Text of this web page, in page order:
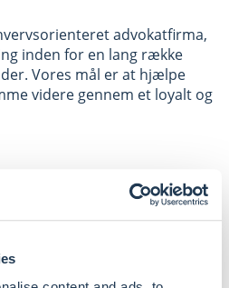
advokatfirma,
inden for en lang række
Vores mål er at hjælpe
videre gennem et loyalt og